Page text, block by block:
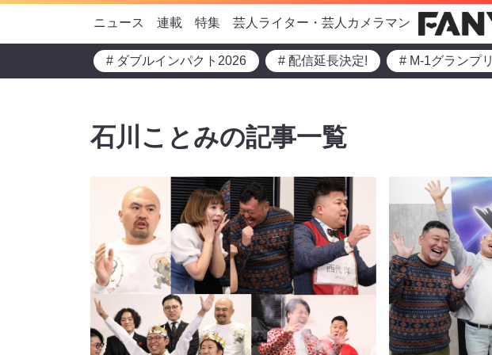
ニュース 連載 特集 芸人ライター・芸人カメラマン
# ダブルインパクト2026 # 配信延長決定! # M-1グランプリ
石川ことみの記事一覧